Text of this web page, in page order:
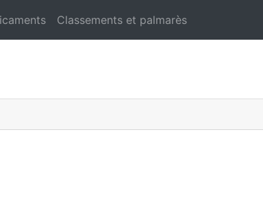
Classements et palmarès